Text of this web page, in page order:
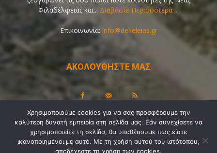
Φιλαδέλφειας και... Διαβάστε Περισσότερα ...
Επικοινωνία: info@dekeleias.gr
ΑΚΟΛΟΥΘΗΣΤΕ ΜΑΣ
Διαύγεια Λίγα Λόγια για Εμάς
Επικοινωνία
Όροι Χρήσης
Προσωπικά Δεδομένα
Sitemap
Χρησιμοποιούμε cookies για να σας προσφέρουμε την
καλύτερη δυνατή εμπειρία στη σελίδα μας. Εάν συνεχίσετε να
χρησιμοποιείτε τη σελίδα, θα υποθέσουμε πως είστε
ικανοποιημένοι με αυτό. Με τη χρήση αυτού του ιστότοπου,
αποδέχεστε τη χρήση των cookies.